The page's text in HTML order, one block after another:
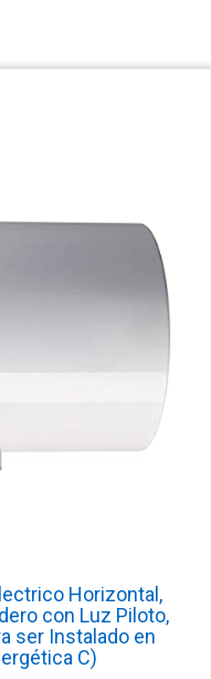
Horizontal,
con Luz Piloto,
ser Instalado en
C)